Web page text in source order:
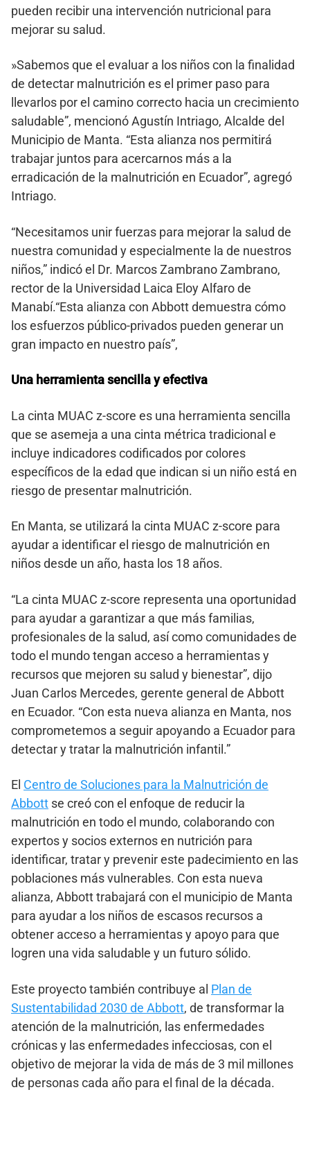
pueden recibir una intervención nutricional para
mejorar su salud.
»Sabemos que el evaluar a los niños con la finalidad
de detectar malnutrición es el primer paso para
llevarlos por el camino correcto hacia un crecimiento
saludable”, mencionó Agustín Intriago, Alcalde del
Municipio de Manta. “Esta alianza nos permitirá
trabajar juntos para acercarnos más a la
erradicación de la malnutrición en Ecuador”, agregó
Intriago.
“Necesitamos unir fuerzas para mejorar la salud de
nuestra comunidad y especialmente la de nuestros
niños,” indicó el Dr. Marcos Zambrano Zambrano,
rector de la Universidad Laica Eloy Alfaro de
Manabí.“Esta alianza con Abbott demuestra cómo
los esfuerzos público-privados pueden generar un
gran impacto en nuestro país”,
Una herramienta sencilla y efectiva
La cinta MUAC z-score es una herramienta sencilla
que se asemeja a una cinta métrica tradicional e
incluye indicadores codificados por colores
específicos de la edad que indican si un niño está en
riesgo de presentar malnutrición.
En Manta, se utilizará la cinta MUAC z-score para
ayudar a identificar el riesgo de malnutrición en
niños desde un año, hasta los 18 años.
“La cinta MUAC z-score representa una oportunidad
para ayudar a garantizar a que más familias,
profesionales de la salud, así como comunidades de
todo el mundo tengan acceso a herramientas y
recursos que mejoren su salud y bienestar”, dijo
Juan Carlos Mercedes, gerente general de Abbott
en Ecuador. “Con esta nueva alianza en Manta, nos
comprometemos a seguir apoyando a Ecuador para
detectar y tratar la malnutrición infantil.”
El Centro de Soluciones para la Malnutrición de
Abbott se creó con el enfoque de reducir la
malnutrición en todo el mundo, colaborando con
expertos y socios externos en nutrición para
identificar, tratar y prevenir este padecimiento en las
poblaciones más vulnerables. Con esta nueva
alianza, Abbott trabajará con el municipio de Manta
para ayudar a los niños de escasos recursos a
obtener acceso a herramientas y apoyo para que
logren una vida saludable y un futuro sólido.
Este proyecto también contribuye al Plan de
Sustentabilidad 2030 de Abbott, de transformar la
atención de la malnutrición, las enfermedades
crónicas y las enfermedades infecciosas, con el
objetivo de mejorar la vida de más de 3 mil millones
de personas cada año para el final de la década.